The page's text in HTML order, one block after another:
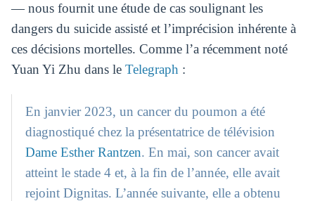
— nous fournit une étude de cas soulignant les
dangers du suicide assisté et l’imprécision inhérente à
ces décisions mortelles. Comme l’a récemment noté
Yuan Yi Zhu dans le Telegraph:
En janvier 2023, un cancer du poumon a été
diagnostiqué chez la présentatrice de télévision
Dame Esther Rantzen. En mai, son cancer avait
atteint le stade 4 et, à la fin de l’année, elle avait
rejoint Dignitas. L’année suivante, elle a obtenu